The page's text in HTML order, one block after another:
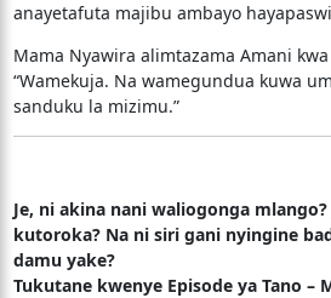
anayetafuta majibu ambayo
Mama Nyawira alimtazama Amani
“Wamekuja. Na wamegundua kuwa
sanduku la mizimu.”
Je, ni akina nani waliogonga
kutoroka? Na ni siri gani nyingine
damu yake?
Tukutane kwenye Episode ya Tano –